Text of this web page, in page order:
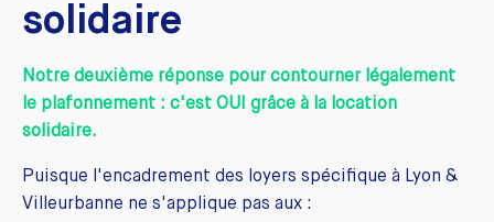
solidaire
Notre deuxième réponse pour contourner légalement
le plafonnement : c'est OUI grâce à la location
solidaire.
Puisque l'encadrement des loyers spécifique à Lyon &
Villeurbanne ne s'applique pas aux :